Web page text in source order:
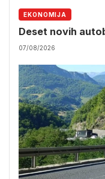
EKONOMIJA
Deset novih
07/08/2026